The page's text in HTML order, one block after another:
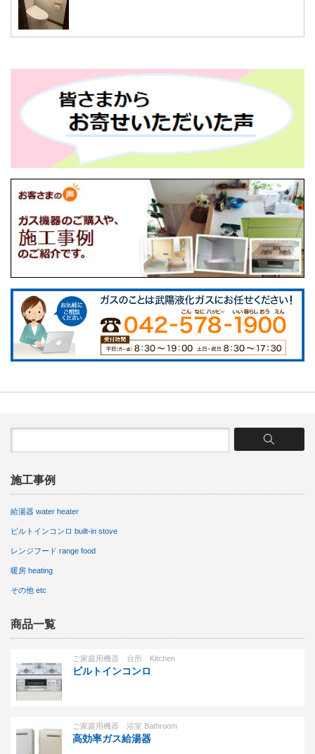
施工事例
給湯器 water heater
ビルトインコンロ built-in stove
レンジフード range food
暖房 heating
その他 etc
商品一覧
ご家庭用機器 台所 Kitchen
ビルトインコンロ
ご家庭用機器 浴室 Bathroom
高効率ガス給湯器